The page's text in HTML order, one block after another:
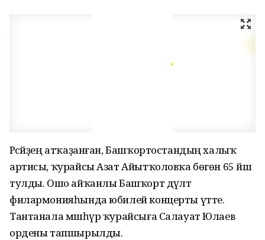
Рәсәйҙең атҡаҙанған, Башҡортостандың халыҡ
артисы, ҡурайсы Азат Айытҡоловҡа бөгөн 65 йәш
тулды. Ошо айҡанлы Башҡорт дәүләт
филармонияһында юбилей концерты үтте.
Тантанала мәшһүр ҡурайсыға Салауат Юлаев
ордены тапшырылды.